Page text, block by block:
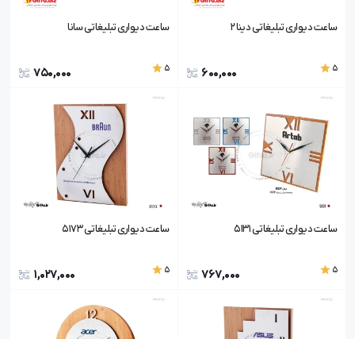
ساعت دیواری تبلیغاتی دینا 2
5
600,000
ساعت دیواری تبلیغاتی سانا
5
750,000
ساعت دیواری تبلیغاتی 5131
5
767,000
ساعت دیواری تبلیغاتی 5173
5
1,027,000